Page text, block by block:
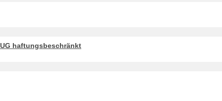
haftungsbeschränkt